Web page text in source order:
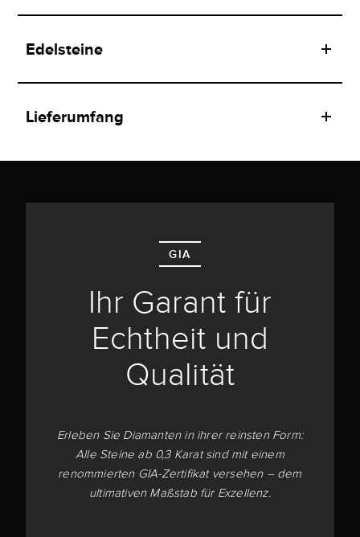
Edelsteine
Lieferumfang
GIA
Ihr Garant für
Echtheit und
Qualität
Erleben Sie Diamanten in ihrer reinsten Form:
Alle Steine ab 0,3 Karat sind mit einem
renommierten GIA-Zertifikat versehen – dem
ultimativen Maßstab für Exzellenz.